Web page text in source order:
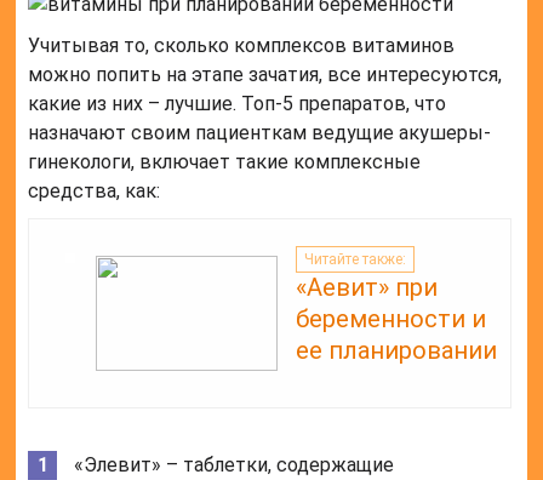
Учитывая то, сколько комплексов витаминов
можно попить на этапе зачатия, все интересуются,
какие из них – лучшие. Топ-5 препаратов, что
назначают своим пациенткам ведущие акушеры-
гинекологи, включает такие комплексные
средства, как:
Читайте также:
«Аевит» при
беременности и
ее планировании
«Элевит» – таблетки, содержащие